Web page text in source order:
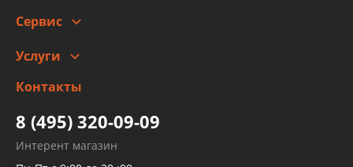
Сервис
Заправка кондиционера авто
Детейлинг
Услуги
высокого давления
Тормозных трубок
Рукавов гидроусилителей
Контакты
8 (495) 320-09-09
Интерент магазин